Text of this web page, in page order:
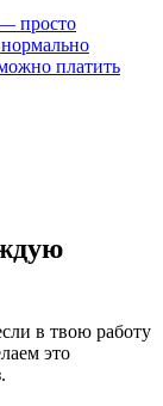
просто
платить
в твою работу
это